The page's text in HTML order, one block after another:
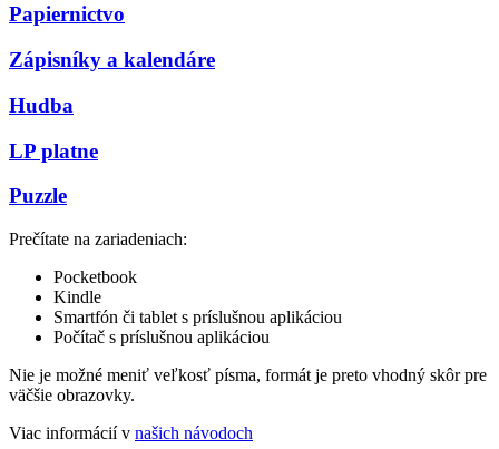
Papiernictvo
Zápisníky a kalendáre
Hudba
LP platne
Puzzle
Prečítate na zariadeniach:
Pocketbook
Kindle
Smartfón či tablet s príslušnou aplikáciou
Počítač s príslušnou aplikáciou
Nie je možné meniť veľkosť písma, formát je preto vhodný skôr pre
väčšie obrazovky.
Viac informácií v našich návodoch